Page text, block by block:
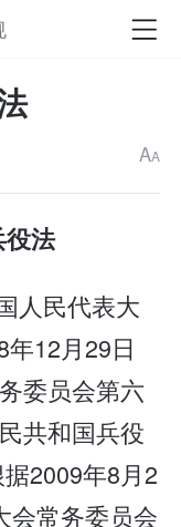
AA
法
人民代表大
12月29日
委员会第六
共和国兵役
2009年8月2
会常务委员会